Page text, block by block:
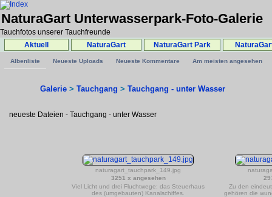
NaturaGart Unterwasserpark-Foto-Galerie
Tauchfotos unserer Tauchfreunde
Aktuell
NaturaGart NaturaGart Park
Albenliste Neueste Uploads Neueste Kommentare Am meisten angesehen
Galerie > Tauchgang > Tauchgang - unter Wasser
neueste Dateien - Tauchgang - unter Wasser
naturagart_tauchpark_149.jpg
3251 x angesehen
Viel Licht und drei Fluchtwege: das Steuerhaus
des (umgebauten) Kanalschiffes.
Zu den
gehören die